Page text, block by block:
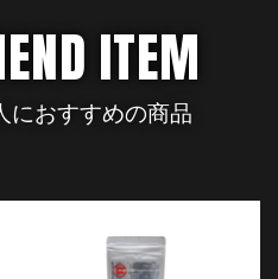
ITEM
におすすめの商品